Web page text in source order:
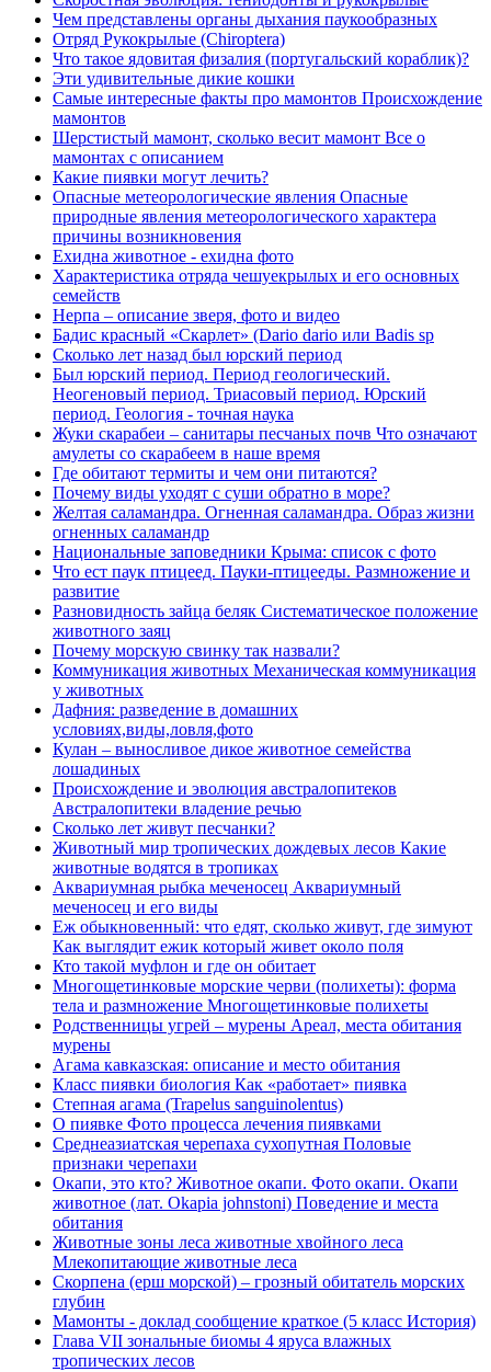
Чем представлены органы дыхания паукообразных
Отряд Рукокрылые (Chiroptera)
Что такое ядовитая физалия (португальский кораблик)?
Эти удивительные дикие кошки
Самые интересные факты про мамонтов Происхождение
мамонтов
Шерстистый мамонт, сколько весит мамонт Все о
мамонтах с описанием
Какие пиявки могут лечить?
Опасные метеорологические явления Опасные
природные явления метеорологического характера
причины возникновения
Ехидна животное - ехидна фото
Характеристика отряда чешуекрылых и его основных
семейств
Нерпа – описание зверя, фото и видео
Бадис красный «Скарлет» (Dario dario или Badis sp
Сколько лет назад был юрский период
Был юрский период. Период геологический.
Неогеновый период. Триасовый период. Юрский
период. Геология - точная наука
Жуки скарабеи – санитары песчаных почв Что означают
амулеты со скарабеем в наше время
Где обитают термиты и чем они питаются?
Почему виды уходят с суши обратно в море?
Желтая саламандра. Огненная саламандра. Образ жизни
огненных саламандр
Национальные заповедники Крыма: список с фото
Что ест паук птицеед. Пауки-птицееды. Размножение и
развитие
Разновидность зайца беляк Систематическое положение
животного заяц
Почему морскую свинку так назвали?
Коммуникация животных Механическая коммуникация
у животных
Дафния: разведение в домашних
условиях,виды,ловля,фото
Кулан – выносливое дикое животное семейства
лошадиных
Происхождение и эволюция австралопитеков
Австралопитеки владение речью
Сколько лет живут песчанки?
Животный мир тропических дождевых лесов Какие
животные водятся в тропиках
Аквариумная рыбка меченосец Аквариумный
меченосец и его виды
Еж обыкновенный: что едят, сколько живут, где зимуют
Как выглядит ежик который живет около поля
Кто такой муфлон и где он обитает
Многощетинковые морские черви (полихеты): форма
тела и размножение Многощетинковые полихеты
Родственницы угрей – мурены Ареал, места обитания
мурены
Агама кавказская: описание и место обитания
Класс пиявки биология Как «работает» пиявка
Степная агама (Trapelus sanguinolentus)
О пиявке Фото процесса лечения пиявками
Среднеазиатская черепаха сухопутная Половые
признаки черепахи
Окапи, это кто? Животное окапи. Фото окапи. Окапи
животное (лат. Okapia johnstoni) Поведение и места
обитания
Животные зоны леса животные хвойного леса
Млекопитающие животные леса
Скорпена (ерш морской) – грозный обитатель морских
глубин
Мамонты - доклад сообщение краткое (5 класс История)
Глава VII зональные биомы 4 яруса влажных
тропических лесов